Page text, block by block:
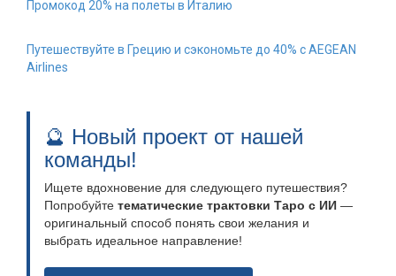
Промокод 20% на полеты в Италию
Путешествуйте в Грецию и сэкономьте до 40% с AEGEAN
Airlines
🔮 Новый проект от нашей
команды!
Ищете вдохновение для следующего путешествия?
Попробуйте тематические трактовки Таро с ИИ —
оригинальный способ понять свои желания и
выбрать идеальное направление!